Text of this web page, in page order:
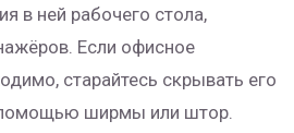
в ней рабочего стола,
Если офисное
старайтесь скрывать его
помощью ширмы или штор.